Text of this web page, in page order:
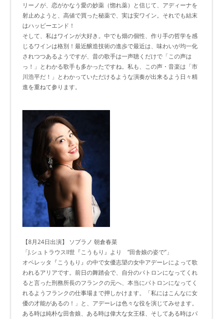
リーノが、恋がかなう愛の妙薬（惚れ薬）と信じて、アディーナを
射止めようと、高値で買った秘薬で、実は安ワイン。それでも結末
はハッピーエンド！
そして、私はワインが大好き。中でも畑の個性、作り手の哲学を感
じるワインは格別！最近醸造技術の進歩で最近は、味わいが均一化
されつつあるようですが、昔の歌手は一声聴くだけで「この声は
っ！」とわかる歌手も多かったですね。私も、この声・音楽は「市
川浩平だ！」とわかっていただけるような演奏が出来るよう日々精
進を重ねて参ります。
【8月24日出演】 ソプラノ 朝倉春菜
「J.シュトラウスII世『こうもり』より “田舎娘の姿で”」
オペレッタ『こうもり』の中で女優志望の女中アデーレによって歌
われるアリアです。前日の舞踏会で、自分のパトロンになってくれ
ると言った刑務所長のフランクの元へ、本当にパトロンになってく
れるようフランクの仕事場まで押しかけます。「私にはこんなに女
優の才能があるの！」と、アデーレは色々な役を演じてみせます。
ある時は純朴な田舎娘、ある時は偉大な女王様、そしてある時はパ